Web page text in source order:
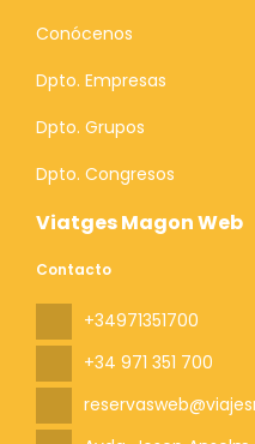
Viatges Magon Web
Contacto
+34971351700
+34 971 351 700
Conócenos
Dpto. Empresas
Dpto. Grupos
Dpto. Congresos